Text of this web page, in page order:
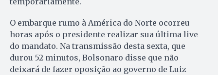
O embarque rumo à América do Norte ocorreu
horas após o presidente realizar sua última live
do mandato. Na transmissão desta sexta, que
durou 52 minutos, Bolsonaro disse que não
deixará de fazer oposição ao governo de Luiz